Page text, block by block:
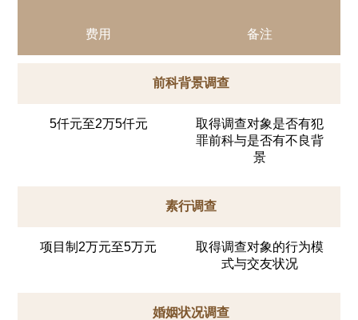
费用 备注
前科背景调查
5仟元至2万5仟元
取得调查对象是否有犯
罪前科与是否有不良背
景
素行调查
项目制2万元至5万元
取得调查对象的行为模
式与交友状况
婚姻状况调查